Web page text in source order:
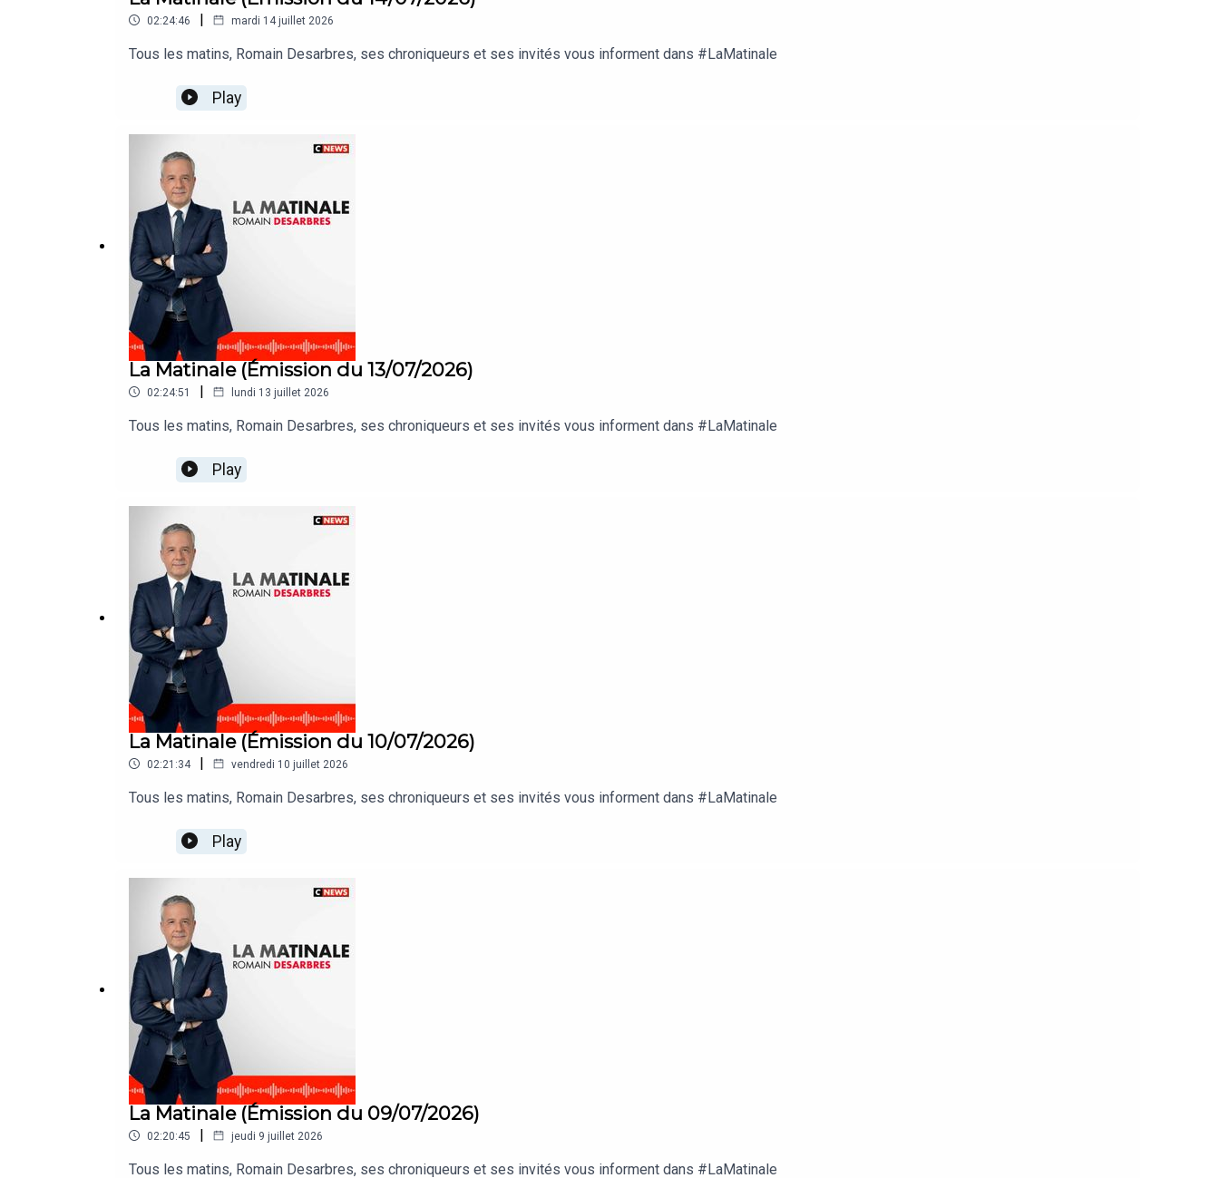
02:24:46 | mardi 14 juillet 2026
Tous les matins, Romain Desarbres, ses chroniqueurs et ses invités vous informent dans #LaMatinale
Play
La Matinale (Émission du 13/07/2026)
02:24:51 | lundi 13 juillet 2026
Tous les matins, Romain Desarbres, ses chroniqueurs et ses invités vous informent dans #LaMatinale
Play
La Matinale (Émission du 10/07/2026)
02:21:34 | vendredi 10 juillet 2026
Tous les matins, Romain Desarbres, ses chroniqueurs et ses invités vous informent dans #LaMatinale
Play
La Matinale (Émission du 09/07/2026)
02:20:45 | jeudi 9 juillet 2026
Tous les matins, Romain Desarbres, ses chroniqueurs et ses invités vous informent dans #LaMatinale